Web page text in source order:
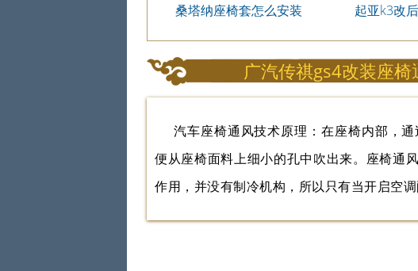
改电动座椅多少钱
少钱
桑塔纳座椅套怎么安装
起亚k3改
广汽传祺gs4改装座
汽车座椅通风技术原理：在座椅内部，
便从座椅面料上细小的孔中吹出来。座椅通
作用，并没有制冷机构，所以只有当开启空调